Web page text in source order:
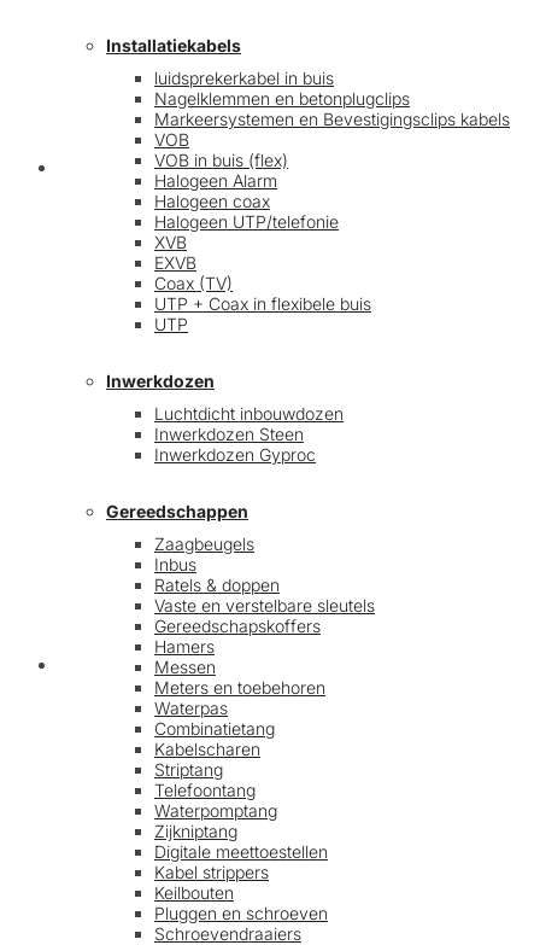
Mijn account
Afrekenen
Installatiekabels
luidsprekerkabel in buis
Nagelklemmen en betonplugclips
Markeersystemen en Bevestigingsclips kabels
VOB
VOB in buis (flex)
Halogeen Alarm
Halogeen coax
Halogeen UTP/telefonie
XVB
EXVB
Coax (TV)
UTP + Coax in flexibele buis
UTP
Inwerkdozen
Luchtdicht inbouwdozen
Inwerkdozen Steen
Inwerkdozen Gyproc
Gereedschappen
Zaagbeugels
Inbus
Ratels & doppen
Vaste en verstelbare sleutels
Gereedschapskoffers
Hamers
Messen
Meters en toebehoren
Waterpas
Combinatietang
Kabelscharen
Striptang
Telefoontang
Waterpomptang
Zijkniptang
Digitale meettoestellen
Kabel strippers
Keilbouten
Pluggen en schroeven
Schroevendraaiers